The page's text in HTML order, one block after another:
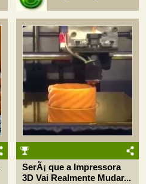
SerÃ¡ que a Impressora
3D Vai Realmente Mudar...